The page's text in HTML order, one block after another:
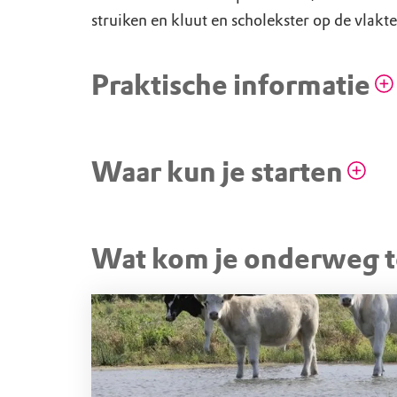
struiken en kluut en scholekster op de
Praktische informatie
Waar kun je starten
Parkeerplaats Kwade
Oostdijkseweg, 3252 LM Goedereede (ZH)
Wat kom je onderweg